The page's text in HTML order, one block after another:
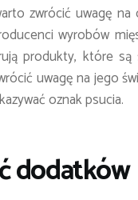
zwrócić uwagę
wyrobów
produkty, które są
uwagę na jego
oznak psucia.
dodatków